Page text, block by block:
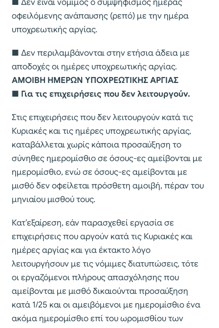
■ Δεν είναι νόμιμος ο συμψηφισμός ημέρας
οφειλόμενης ανάπαυσης (ρεπό) με την ημέρα
υποχρεωτικής αργίας.
■ Δεν περιλαμβάνονται στην ετήσια άδεια με
αποδοχές οι ημέρες υποχρεωτικής αργίας.
ΑΜΟΙΒΗ ΗΜΕΡΩΝ ΥΠΟΧΡΕΩΤΙΚΗΣ ΑΡΓΙΑΣ
■ Για τις επιχειρήσεις που δεν λειτουργούν.
Στις επιχειρήσεις που δεν λειτουργούν κατά τις
Κυριακές και τις ημέρες υποχρεωτικής αργίας,
καταβάλλεται χωρίς κάποια προσαύξηση το
σύνηθες ημερομίσθιο σε όσους-ες αμείβονται με
ημερομίσθιο, ενώ σε όσους-ες αμείβονται με
μισθό δεν οφείλεται πρόσθετη αμοιβή, πέραν του
μηνιαίου μισθού τους.
Κατ’εξαίρεση, εάν παρασχεθεί εργασία σε
επιχειρήσεις που αργούν κατά τις Κυριακές και
ημέρες αργίας και για έκτακτο λόγο
λειτουργήσουν με τις νόμιμες διατυπώσεις, τότε
οι εργαζόμενοι πλήρους απασχόλησης που
αμείβονται με μισθό δικαιούνται προσαύξηση
κατά 1/25 και οι αμειβόμενοι με ημερομίσθιο ένα
ακόμα ημερομίσθιο επί του ωρομισθίου των